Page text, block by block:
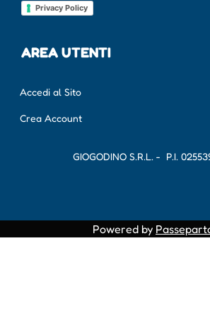
Privacy Policy
AREA UTENTI
Accedi al Sito
Crea Account
GIOGODINO S.R.L. - P.I.
Powered by